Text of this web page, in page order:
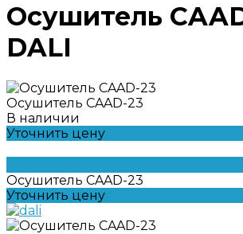
Осушитель
DALI
Осушитель CAAD-23
В наличии
Уточнить цену
Осушитель CAAD-23
Уточнить цену